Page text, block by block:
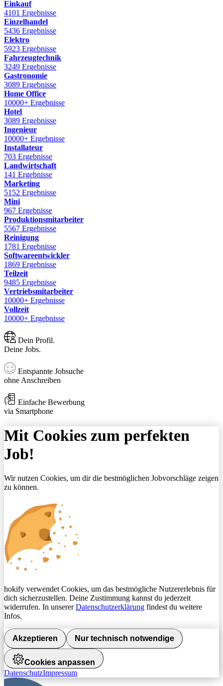
Einkauf
4101 Ergebnisse
Einzelhandel
5436 Ergebnisse
Elektro
5923 Ergebnisse
Fahrzeugtechnik
3249 Ergebnisse
Gastronomie
3089 Ergebnisse
Home Office
10000+ Ergebnisse
Hotel
3089 Ergebnisse
Ingenieur
10000+ Ergebnisse
Installateur
703 Ergebnisse
Landwirtschaft
141 Ergebnisse
Marketing
5152 Ergebnisse
Mini
967 Ergebnisse
Produktionsmitarbeiter
5567 Ergebnisse
Reinigung
1781 Ergebnisse
Softwareentwickler
1869 Ergebnisse
Teilzeit
9485 Ergebnisse
Vertriebsmitarbeiter
10000+ Ergebnisse
Vollzeit
10000+ Ergebnisse
Dein Profil.
Deine Jobs.
Entspannte Jobsuche
ohne Anschreiben
Einfache Bewerbung
via Smartphone
Mit Cookies zum perfekten
Job!
Wir nutzen Cookies, um dir die bestmöglichen Jobvorschläge zeigen
zu können.
hokify verwendet Cookies, um das bestmögliche Nutzererlebnis für
dich sicherzustellen. Deine Zustimmung kannst du jederzeit
widerrufen. In unsererDatenschutzerklärung findest du weitere
Infos.
Akzeptieren Nur technisch notwendige
Cookies anpassen
DatenschutzImpressum